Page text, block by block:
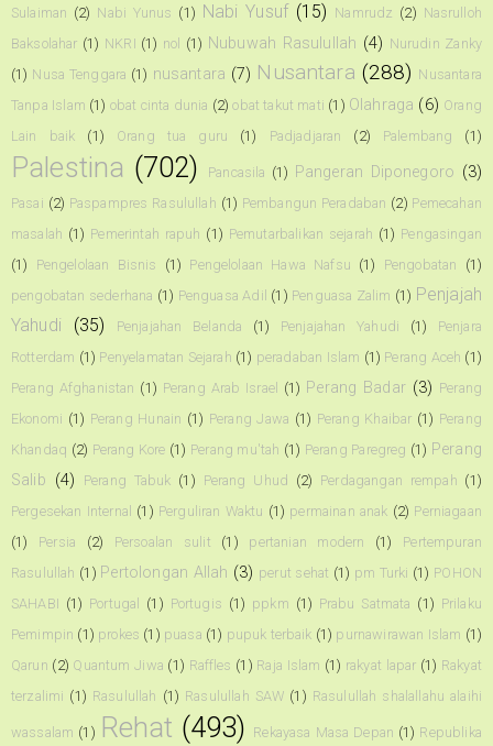
Sulaiman (2) Nabi Yunus (1) Nabi Yusuf (15) Namrudz (2) Nasrulloh
Baksolahar (1) NKRI (1) nol (1) Nubuwah Rasulullah (4) Nurudin Zanky
(1) Nusa Tenggara (1) nusantara (7) Nusantara (288) Nusantara
Tanpa Islam (1) obat cinta dunia (2) obat takut mati (1) Olahraga (6) Orang
Lain baik
(1) Orang tua guru (1) Padjadjaran (2) Palembang (1)
Palestina (702) Pancasila (1) Pangeran Diponegoro (3)
Pasai (2) Paspampres Rasulullah (1) Pembangun Peradaban (2) Pemecahan
masalah (1) Pemerintah rapuh (1) Pemutarbalikan sejarah (1) Pengasingan
(1)
Pengelolaan Bisnis (1) Pengelolaan Hawa Nafsu (1) Pengobatan
(1)
pengobatan sederhana (1) Penguasa Adil (1) Penguasa Zalim (1) Penjajah
Yahudi
(35) Penjajahan Belanda (1) Penjajahan Yahudi (1)
Penjara
Rotterdam (1) Penyelamatan Sejarah (1) peradaban Islam (1) Perang Aceh (1)
Perang Afghanistan (1) Perang Arab Israel (1) Perang Badar (3) Perang
Ekonomi (1) Perang Hunain (1) Perang Jawa (1) Perang Khaibar (1) Perang
Khandaq (2) Perang Kore (1) Perang mu'tah (1) Perang Paregreg (1) Perang
Salib (4) Perang Tabuk (1) Perang Uhud (2) Perdagangan rempah (1)
Pergesekan Internal (1) Perguliran Waktu (1) permainan anak (2) Perniagaan
(1)
Persia (2) Persoalan sulit (1) pertanian modern (1)
Pertempuran
Rasulullah (1) Pertolongan Allah (3) perut sehat (1) pm Turki (1) POHON
SAHABI (1) Portugal (1) Portugis (1) ppkm (1) Prabu Satmata (1) Prilaku
Pemimpin (1) prokes (1) puasa (1) pupuk terbaik (1) purnawirawan Islam (1)
Qarun (2) Quantum Jiwa (1) Raffles (1) Raja Islam (1) rakyat lapar (1) Rakyat
terzalimi (1) Rasulullah (1) Rasulullah SAW (1) Rasulullah shalallahu alaihi
wassalam (1) Rehat (493) Rekayasa Masa Depan (1) Republika